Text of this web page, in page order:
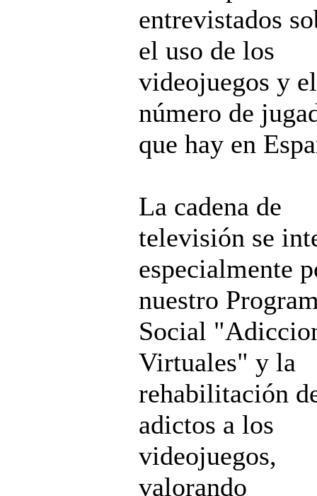
entrevistados
el uso de los
videojuegos y el
número de
que hay en
La cadena de
televisión se
especialmente
nuestro
Social
Virtuales" y la
rehabilitación
adictos a los
videojuegos,
valorando